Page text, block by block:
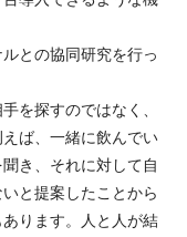
との協同研究を行っ
を探すのではなく、
ば、一緒に飲んでい
き、それに対して自
と提案したことから
ります。人と人が結